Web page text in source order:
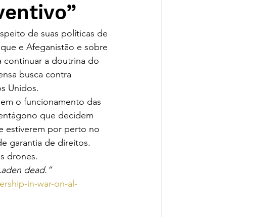
de suas políticas de
e Afeganistão e sobre
continuar a doutrina do
busca contra
Unidos.
o funcionamento das
que decidem
estiverem por perto no
garantia de direitos.
drones.
dead.”
in-war-on-al-